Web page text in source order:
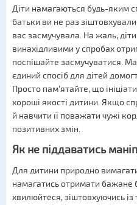
Діти намагаються будь-яким
батьки ви не раз
вас засмучувала. На жаль,
винахідливими у спробах
поспішайте засмучуватися.
єдиний спосіб для дітей
Просто пам'ятайте, що
хороші якості дитини. Якщо
й навчити її поважати чужі
позитивних змін.
Як не піддаватись
Для дитини природно
намагатись отримати бажане
хвилюйтеся, зіштовхуючись